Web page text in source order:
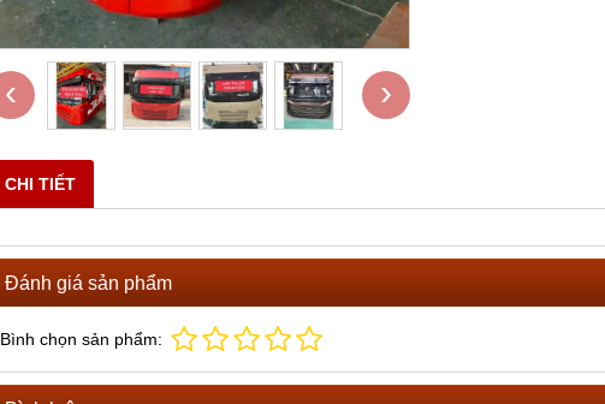
‹ ›
CHI TIẾT
Đánh giá sản phẩm
Bình chọn sản phẩm: